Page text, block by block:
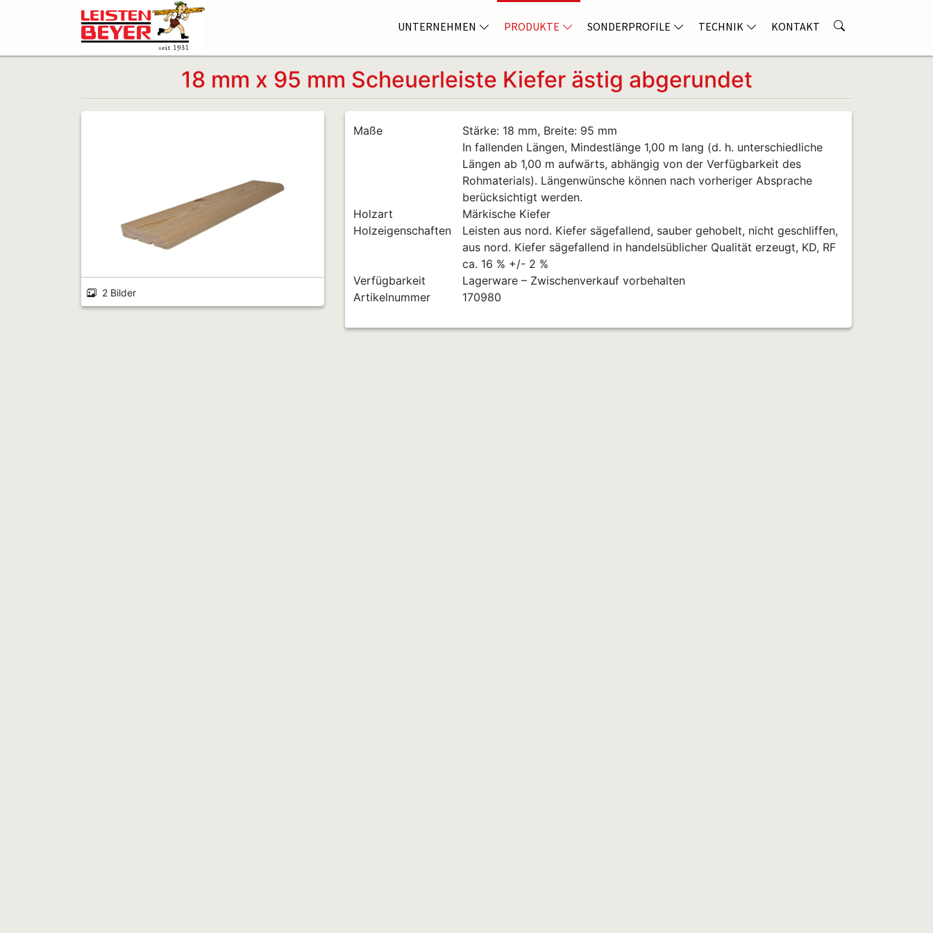
UNTERNEHMEN PRODUKTE SONDERPROFILE TECHNIK KONTAKT
18 mm x 95 mm Scheuerleiste Kiefer ästig abgerundet
2 Bilder
Maße
Stärke: 18 mm, Breite: 95 mm
In fallenden Längen, Mindestlänge 1,00 m lang (d. h. unterschiedliche
Längen ab 1,00 m aufwärts, abhängig von der Verfügbarkeit des
Rohmaterials). Längenwünsche können nach vorheriger Absprache
berücksichtigt werden.
Holzart
Märkische Kiefer
Holzeigenschaften
Leisten aus nord. Kiefer sägefallend, sauber gehobelt, nicht geschliffen,
aus nord. Kiefer sägefallend in handelsüblicher Qualität erzeugt, KD, RF
ca. 16 % +/- 2 %
Verfügbarkeit
Lagerware – Zwischenverkauf vorbehalten
Artikelnummer
170980